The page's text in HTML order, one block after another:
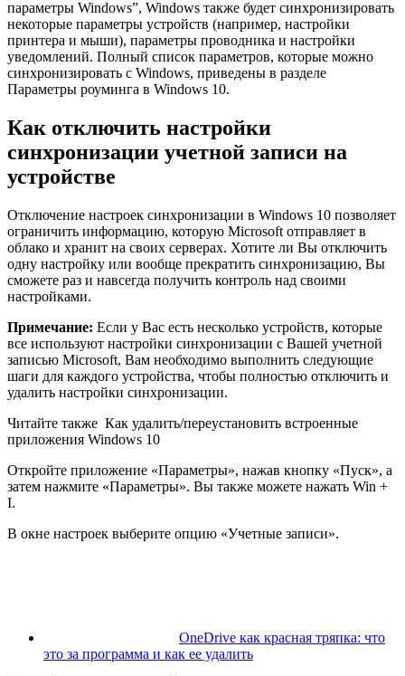
параметры Windows”, Windows также будет синхронизировать
некоторые параметры устройств (например, настройки
принтера и мыши), параметры проводника и настройки
уведомлений. Полный список параметров, которые можно
синхронизировать с Windows, приведены в разделе
Параметры роуминга в Windows 10.
Как отключить настройки
синхронизации учетной записи на
устройстве
Отключение настроек синхронизации в Windows 10 позволяет
ограничить информацию, которую Microsoft отправляет в
облако и хранит на своих серверах. Хотите ли Вы отключить
одну настройку или вообще прекратить синхронизацию, Вы
сможете раз и навсегда получить контроль над своими
настройками.
Примечание: Если у Вас есть несколько устройств, которые
все используют настройки синхронизации с Вашей учетной
записью Microsoft, Вам необходимо выполнить следующие
шаги для каждого устройства, чтобы полностью отключить и
удалить настройки синхронизации.
Читайте также Как удалить/переустановить встроенные
приложения Windows 10
Откройте приложение «Параметры», нажав кнопку «Пуск», а
затем нажмите «Параметры». Вы также можете нажать Win +
I.
В окне настроек выберите опцию «Учетные записи».
OneDrive как красная тряпка: что
это за программа и как ее удалить